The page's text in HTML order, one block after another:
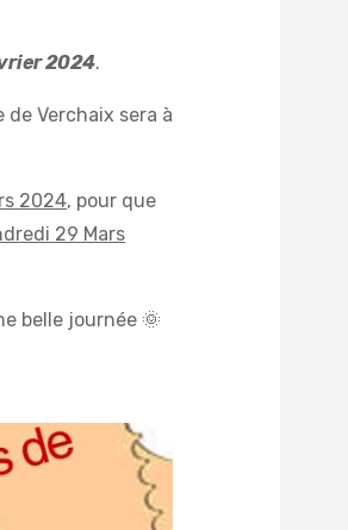
2024.
Verchaix sera à
2024, pour que
29 Mars
belle journée 🌞